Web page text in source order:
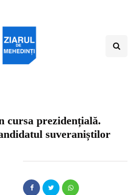
cursa prezidențială.
suveraniștilor